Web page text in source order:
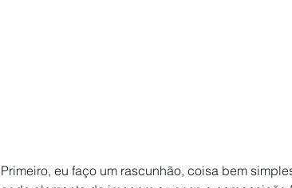
Primeiro, eu faço um rascunhão, coisa bem